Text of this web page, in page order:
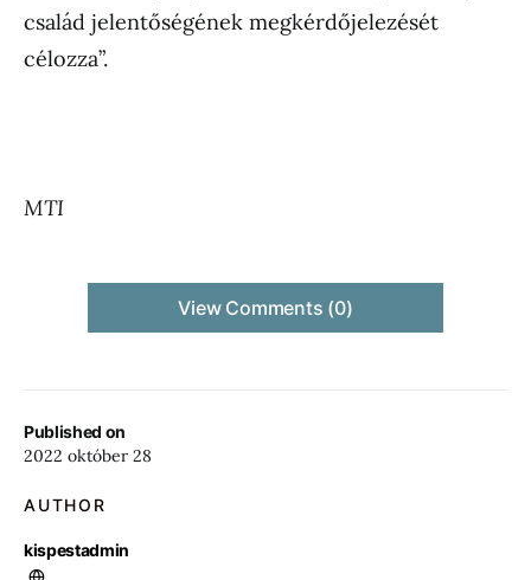
Published on
2022 október 28
AUTHOR
kispestadmin
család jelentőségének megkérdőjelezését
célozza”.
MTI
View Comments (0)